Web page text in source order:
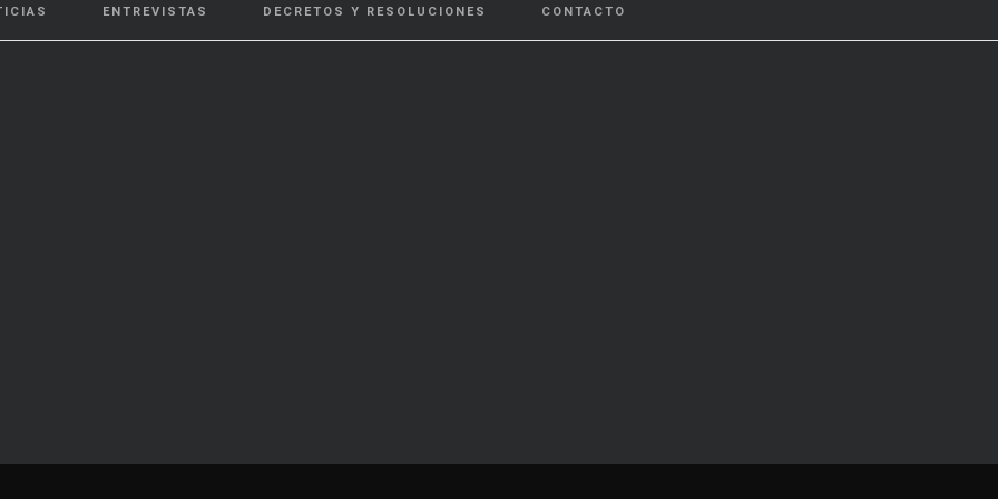
ENTREVISTAS DECRETOS Y RESOLUCIONES CONTACTO